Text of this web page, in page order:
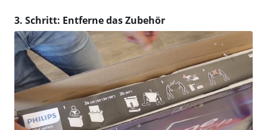
3. Schritt: Entferne das Zubehör